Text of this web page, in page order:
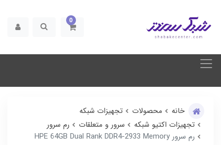
0
خانه محصولات
تجهیزات شبکه
تجهیزات اکتیو شبکه
سرور و متعلقات
رم سرور
رم سرور HPE 64GB Dual Rank DDR4-2933 Memory